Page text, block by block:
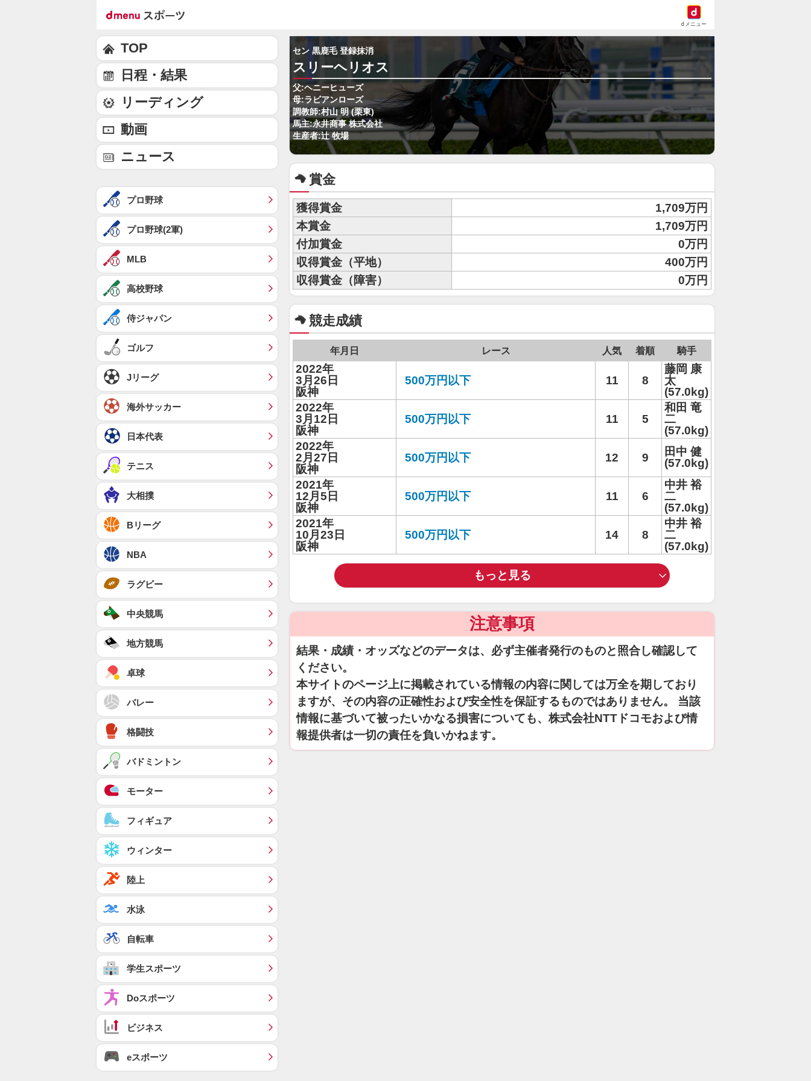
dメニュー
セン 黒鹿毛 登録抹消
スリーヘリオス
父:ヘニーヒューズ
母:ラビアンローズ
調教師:村山 明 (栗東)
馬主:永井商事 株式会社
生産者:辻 牧場
賞金
獲得賞金
1,709万円
本賞金
1,709万円
付加賞金
0万円
収得賞金（平地）
400万円
収得賞金（障害）
0万円
競走成績
年月日 レース 人気 着順 騎手
2022年
3月26日
阪神
500万円以下 11 8
藤岡 康
太
(57.0kg)
2022年
3月12日
阪神
500万円以下 11 5
和田 竜
二
(57.0kg)
2022年
2月27日
阪神
500万円以下 12 9
田中 健
(57.0kg)
2021年
12月5日
阪神
500万円以下 11 6
中井 裕
二
(57.0kg)
2021年
10月23日
阪神
500万円以下 14 8
中井 裕
二
(57.0kg)
もっと見る
注意事項
結果・成績・オッズなどのデータは、必ず主催者発行のものと照合し確認して
ください。
本サイトのページ上に掲載されている情報の内容に関しては万全を期しており
ますが、その内容の正確性および安全性を保証するものではありません。 当該
情報に基づいて被ったいかなる損害についても、株式会社NTTドコモおよび情
報提供者は一切の責任を負いかねます。
TOP
日程・結果
リーディング
動画
ニュース
プロ野球
プロ野球(2軍)
MLB
高校野球
侍ジャパン
ゴルフ
Jリーグ
海外サッカー
日本代表
テニス
大相撲
Bリーグ
NBA
ラグビー
中央競馬
地方競馬
卓球
バレー
格闘技
バドミントン
モーター
フィギュア
ウィンター
陸上
水泳
自転車
学生スポーツ
Doスポーツ
ビジネス
eスポーツ